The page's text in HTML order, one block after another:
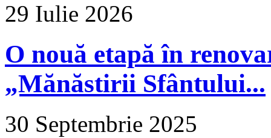
29 Iulie 2026
O nouă etapă în
„Mănăstirii Sfântului...
30 Septembrie 2025